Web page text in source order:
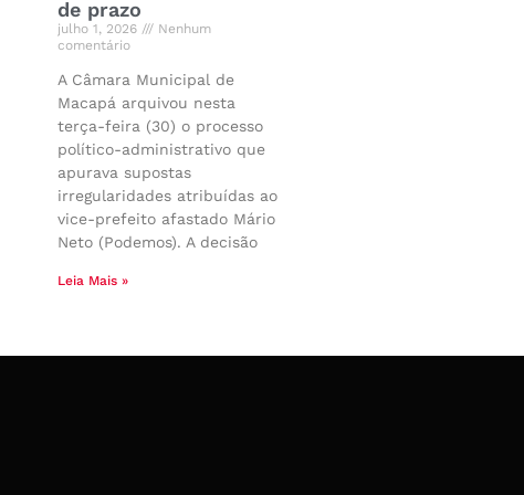
de prazo
julho 1, 2026
Nenhum
comentário
A Câmara Municipal de
Macapá arquivou nesta
terça-feira (30) o processo
político-administrativo que
apurava supostas
irregularidades atribuídas ao
vice-prefeito afastado Mário
Neto (Podemos). A decisão
Leia Mais »